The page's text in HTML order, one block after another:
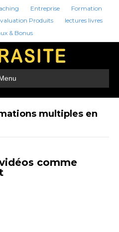
Entreprise
Formation
Produits
lectures livres
& Bonus
multiples en
comme